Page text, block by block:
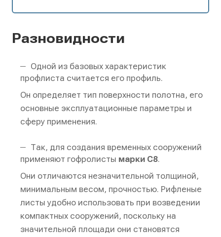
Разновидности
Одной из базовых характеристик
профлиста считается его профиль.
Он определяет тип поверхности полотна, его
основные эксплуатационные параметры и
сферу применения.
Так, для создания временных сооружений
применяют гофролисты марки С8.
Они отличаются незначительной толщиной,
минимальным весом, прочностью. Рифленые
листы удобно использовать при возведении
компактных сооружений, поскольку на
значительной площади они становятся